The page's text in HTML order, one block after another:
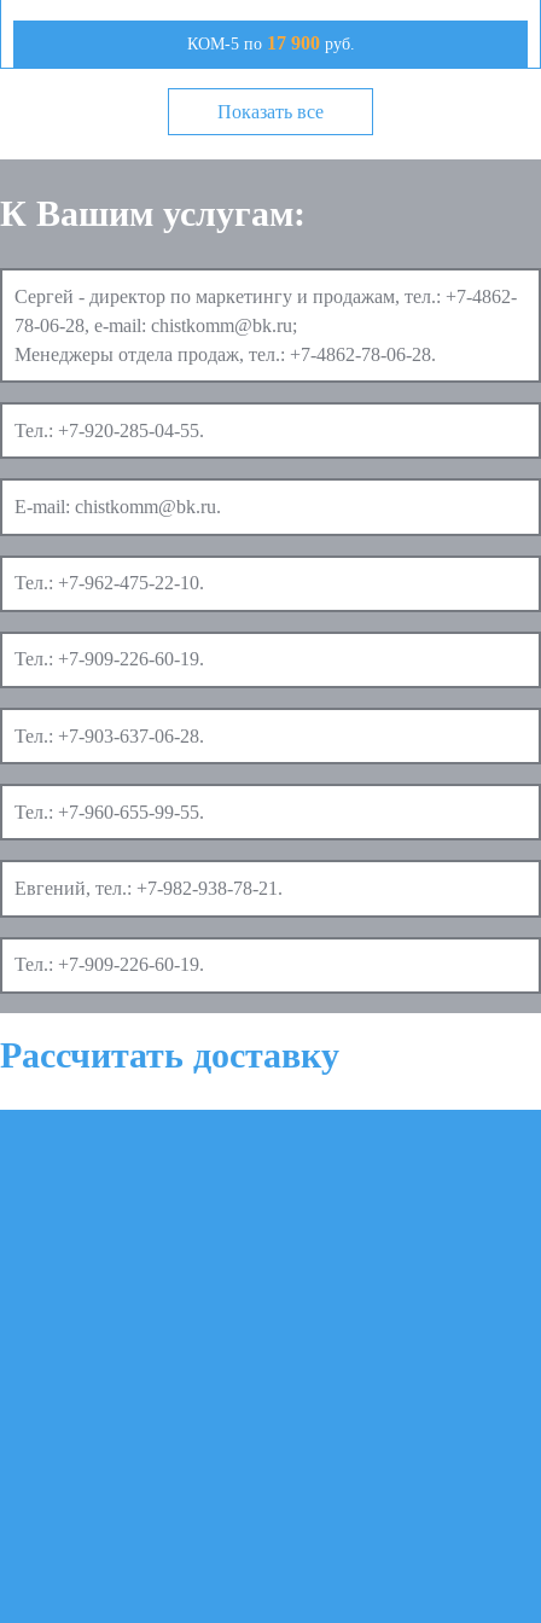
КОМ-5 по 17 900руб.
Показать все
К Вашим услугам:
Сергей - директор по маркетингу и продажам, тел.: +7-4862-
78-06-28, e-mail: chistkomm@bk.ru;
Менеджеры отдела продаж, тел.: +7-4862-78-06-28.
Тел.: +7-920-285-04-55.
E-mail: chistkomm@bk.ru.
Тел.: +7-962-475-22-10.
Тел.: +7-909-226-60-19.
Тел.: +7-903-637-06-28.
Тел.: +7-960-655-99-55.
Евгений, тел.: +7-982-938-78-21 .
Тел.: +7-909-226-60-19.
Рассчитать доставку